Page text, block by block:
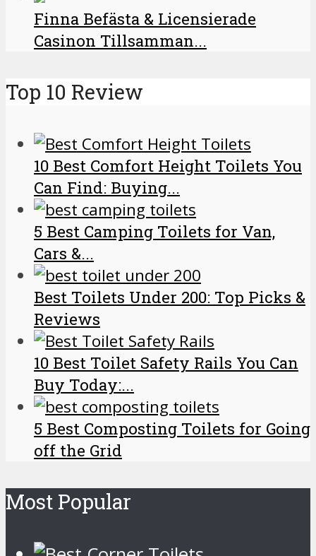
Finna Befästa & Licensierade
Casinon Tillsamman...
Top 10 Review
10 Best Comfort Height Toilets You
Can Find: Buying...
5 Best Camping Toilets for Van,
Cars &...
Best Toilets Under 200: Top Picks &
Reviews
10 Best Toilet Safety Rails You Can
Buy Today:...
5 Best Composting Toilets for Going
off the Grid
Most Popular